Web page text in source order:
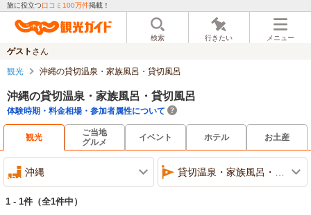
旅に役立つ口コミ100万件掲載！
検索 行きたい メニュー
ゲスト さん
観光 沖縄の貸切温泉・家族風呂・貸切風呂
沖縄の貸切温泉・家族風呂・貸切風呂
体験時期・料金相場・参加者属性について
観光
ご当地
グルメ
イベント ホテル お土産
沖縄 貸切温泉・家族風呂・貸切風呂
1 - 1件 （全1件中）